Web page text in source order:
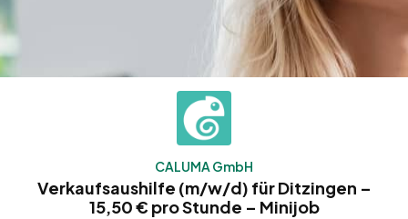
CALUMA GmbH
Verkaufsaushilfe (m/w/d) für Ditzingen –
15,50 € pro Stunde – Minijob